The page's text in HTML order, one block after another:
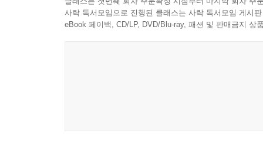
사락 독서모임으로 진행된 클래스는 사락 독서모임 게시
eBook 페이백, CD/LP, DVD/Blu-ray, 패션 및 판매금지 상